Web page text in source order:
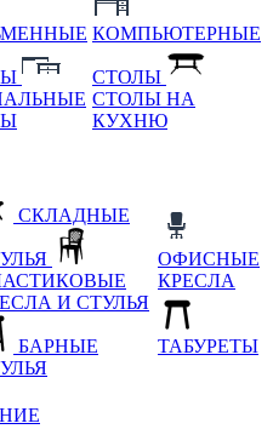
КОМПЬЮТЕРНЫЕ
СТОЛЫ
СТОЛЫ НА
КУХНЮ
СКЛАДНЫЕ
И СТУЛЬЯ
БАРНЫЕ
ОФИСНЫЕ
КРЕСЛА
ТАБУРЕТЫ